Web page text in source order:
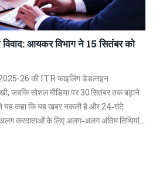
आयकर विभाग ने 15 सितंबर को
26 की ITR फाइलिंग डेडलाइन
जबकि सोशल मीडिया पर 30 सितंबर तक बढ़ाने
यह कहा कि यह खबर नकली है और 24‑घंटे
करदाताओं के लिए अलग‑अलग अंतिम तिथियां